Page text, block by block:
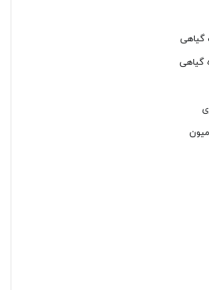
گیاهی
گیاهی